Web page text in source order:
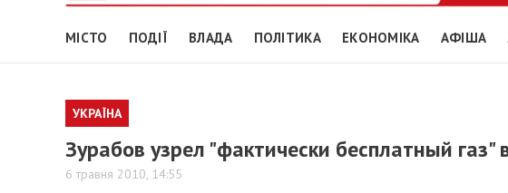
МІСТО ПОДІЇ ВЛАДА ПОЛІТИКА ЕКОНОМІКА АФІША
УКРАЇНА
Зурабов узрел "фактически бесплатный газ"
6 травня 2010, 14:55